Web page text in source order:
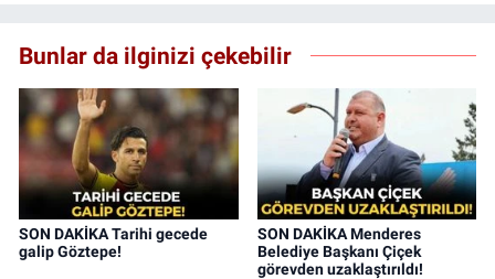
Bunlar da ilginizi çekebilir
SON DAKİKA Tarihi gecede
galip Göztepe!
SON DAKİKA Menderes
Belediye Başkanı Çiçek
görevden uzaklaştırıldı!